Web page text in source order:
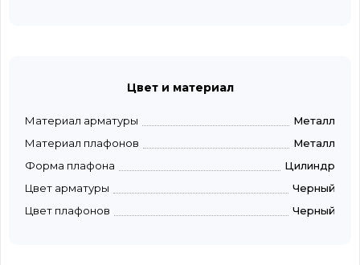
Цвет и материал
Материал арматуры
Металл
Материал плафонов
Металл
Форма плафона
Цилиндр
Цвет арматуры
Черный
Цвет плафонов
Черный